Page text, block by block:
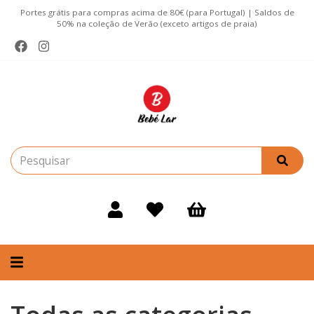
Portes grátis para compras acima de 80€ (para Portugal) | Saldos de
50% na coleção de Verão (exceto artigos de praia)
Alternar